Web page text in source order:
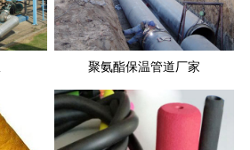
聚氨酯保温管道厂家